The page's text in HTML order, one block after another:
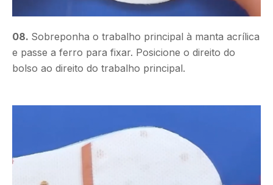
08. Sobreponha o trabalho principal à manta acrílica
e passe a ferro para fixar. Posicione o direito do
bolso ao direito do trabalho principal.